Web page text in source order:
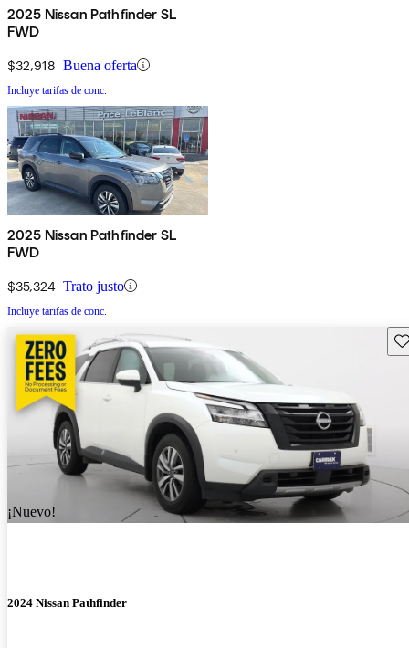
2025 Nissan Pathfinder SL
FWD
$32,918 Buena oferta
Incluye tarifas de conc.
2025 Nissan Pathfinder SL
FWD
$35,324 Trato justo
Incluye tarifas de conc.
¡Nuevo!
2024 Nissan Pathfinder